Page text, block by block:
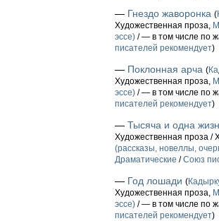
— Гнездо жаворонка (
Художественная проза,
эссе) / — в том числе по
писателей рекомендует)
— Поклонная арча (
Художественная проза,
эссе) / — в том числе по
писателей рекомендует)
— Тысяча и одна
Художественная проза /
(рассказы, новеллы,
Драматические /Союз
— Год лошади (
Художественная проза,
эссе) / — в том числе по
писателей рекомендует)